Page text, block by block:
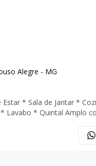
Alegre - MG